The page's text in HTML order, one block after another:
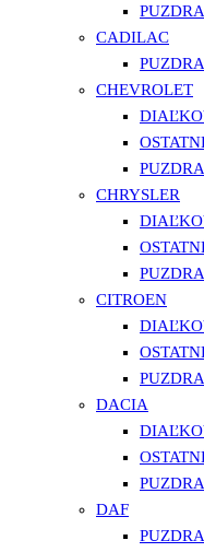
PUZDRA
CADILAC
PUZDRA
CHEVROLET
PUZDRA
CHRYSLER
PUZDRA
CITROEN
PUZDRA
DACIA
PUZDRA
DAF
PUZDRA